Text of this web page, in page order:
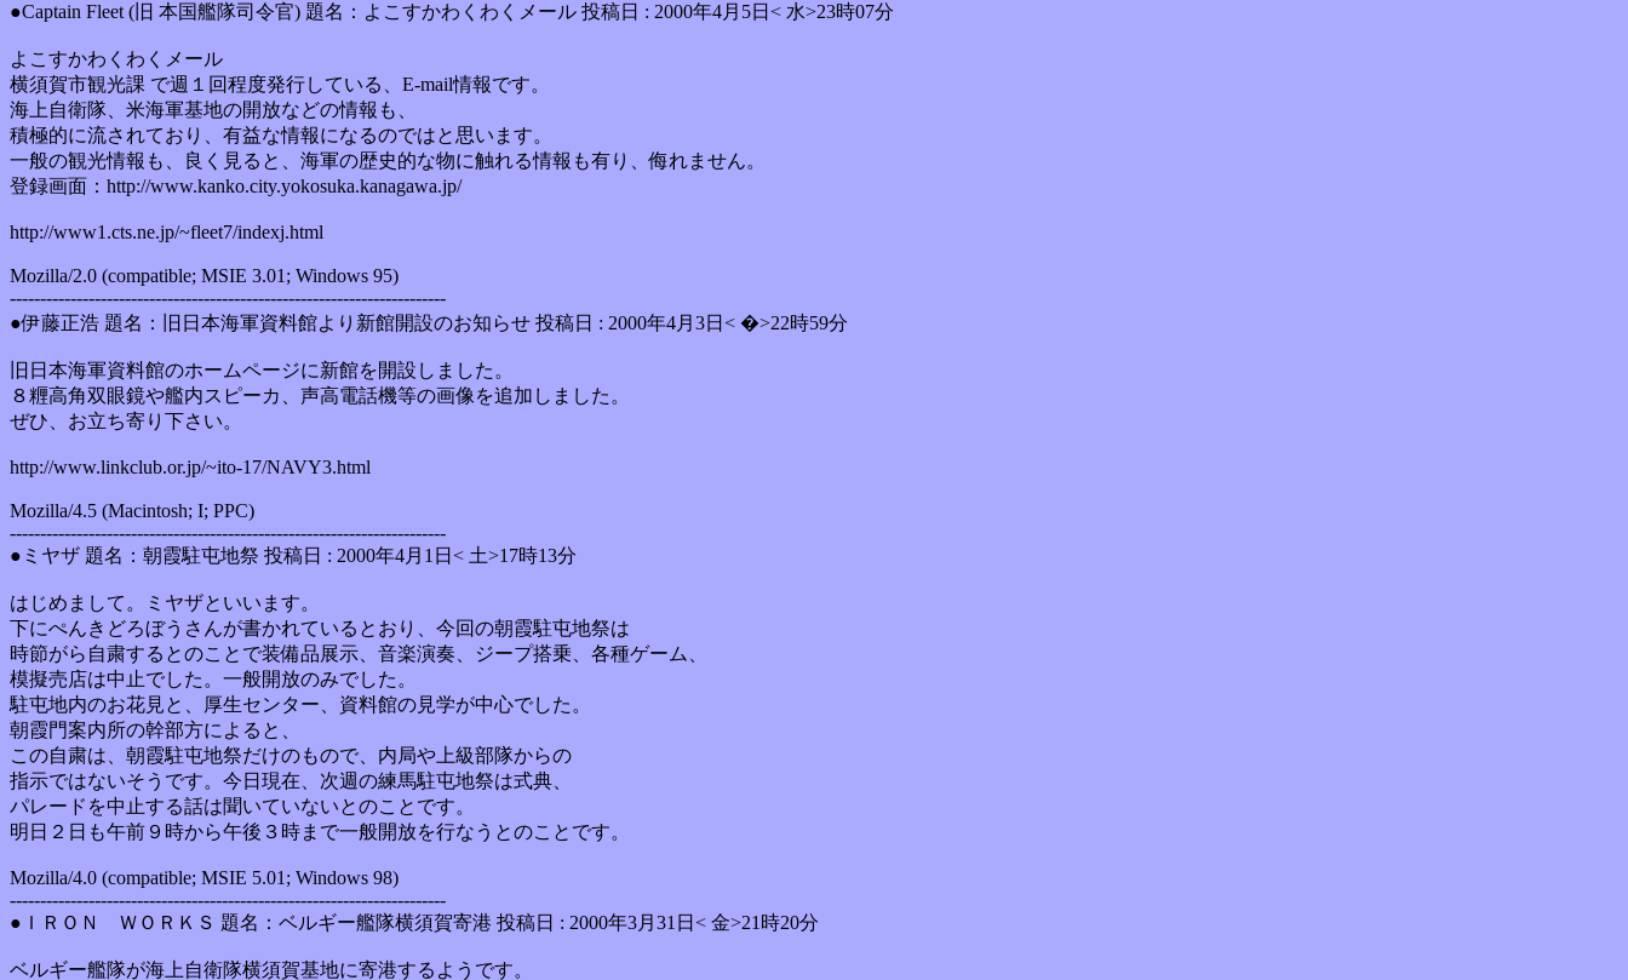
●Captain Fleet (旧 本国艦隊司令官) 題名：よこすかわくわくメール 投稿日 : 2000年4月5日< 水>23時07分
よこすかわくわくメール
横須賀市観光課 で週１回程度発行している、E-mail情報です。
海上自衛隊、米海軍基地の開放などの情報も、
積極的に流されており、有益な情報になるのではと思います。
一般の観光情報も、良く見ると、海軍の歴史的な物に触れる情報も有り、侮れません。
登録画面：http://www.kanko.city.yokosuka.kanagawa.jp/
http://www1.cts.ne.jp/~fleet7/indexj.html
Mozilla/2.0 (compatible; MSIE 3.01; Windows 95)
------------------------------------------------------------------------
●伊藤正浩 題名：旧日本海軍資料館より新館開設のお知らせ 投稿日 : 2000年4月3日< �>22時59分
旧日本海軍資料館のホームページに新館を開設しました。
８糎高角双眼鏡や艦内スピーカ、声高電話機等の画像を追加しました。
ぜひ、お立ち寄り下さい。
http://www.linkclub.or.jp/~ito-17/NAVY3.html
Mozilla/4.5 (Macintosh; I; PPC)
------------------------------------------------------------------------
●ミヤザ 題名：朝霞駐屯地祭 投稿日 : 2000年4月1日< 土>17時13分
はじめまして。ミヤザといいます。
下にぺんきどろぼうさんが書かれているとおり、今回の朝霞駐屯地祭は
時節がら自粛するとのことで装備品展示、音楽演奏、ジープ搭乗、各種ゲーム、
模擬売店は中止でした。一般開放のみでした。
駐屯地内のお花見と、厚生センター、資料館の見学が中心でした。
朝霞門案内所の幹部方によると、
この自粛は、朝霞駐屯地祭だけのもので、内局や上級部隊からの
指示ではないそうです。今日現在、次週の練馬駐屯地祭は式典、
パレードを中止する話は聞いていないとのことです。
明日２日も午前９時から午後３時まで一般開放を行なうとのことです。
Mozilla/4.0 (compatible; MSIE 5.01; Windows 98)
------------------------------------------------------------------------
●ＩＲＯＮ ＷＯＲＫＳ 題名：ベルギー艦隊横須賀寄港 投稿日 : 2000年3月31日< 金>21時20分
ベルギー艦隊が海上自衛隊横須賀基地に寄港するようです。